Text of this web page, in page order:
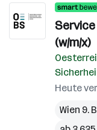
(w/m/x)
Heute
Wien 9.